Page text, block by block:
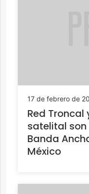
17 de febrero de
Red
satelital
Banda
México